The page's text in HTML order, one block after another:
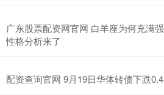
广东股票配资网官网 白羊座为何充满
性格分析来了
配资查询官网 9月19日华体转债下跌